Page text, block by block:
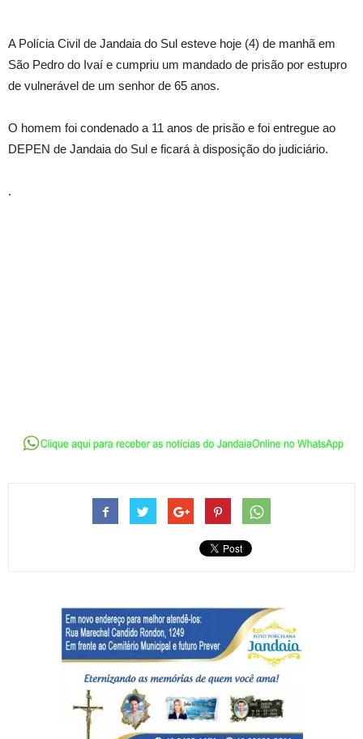
A Polícia Civil de Jandaia do Sul esteve hoje (4) de manhã em
São Pedro do Ivaí e cumpriu um mandado de prisão por estupro
de vulnerável de um senhor de 65 anos.
O homem foi condenado a 11 anos de prisão e foi entregue ao
DEPEN de Jandaia do Sul e ficará à disposição do judiciário.
.